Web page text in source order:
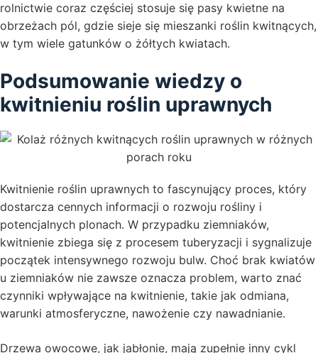
rolnictwie coraz częściej stosuje się pasy kwietne na
obrzeżach pól, gdzie sieje się mieszanki roślin kwitnących,
w tym wiele gatunków o żółtych kwiatach.
Podsumowanie wiedzy o
kwitnieniu roślin uprawnych
Kwitnienie roślin uprawnych to fascynujący proces, który
dostarcza cennych informacji o rozwoju rośliny i
potencjalnych plonach. W przypadku ziemniaków,
kwitnienie zbiega się z procesem tuberyzacji i sygnalizuje
początek intensywnego rozwoju bulw. Choć brak kwiatów
u ziemniaków nie zawsze oznacza problem, warto znać
czynniki wpływające na kwitnienie, takie jak odmiana,
warunki atmosferyczne, nawożenie czy nawadnianie.
Drzewa owocowe, jak jabłonie, mają zupełnie inny cykl